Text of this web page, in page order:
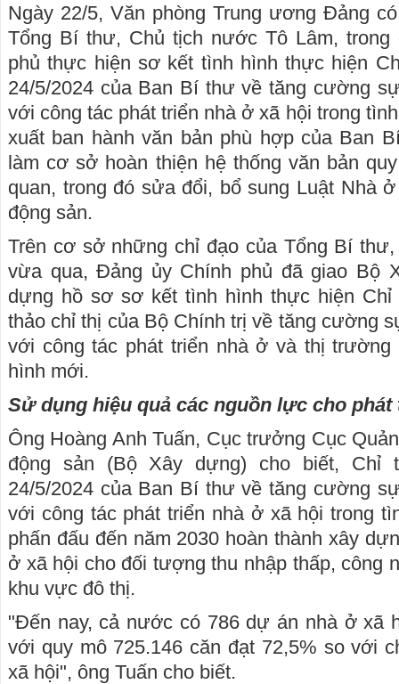
Ngày 22/5, Văn phòng Trung ương Đảng
Tổng Bí thư, Chủ tịch nước Tô Lâm,
phủ thực hiện sơ kết tình hình thực hiện
24/5/2024 của Ban Bí thư về tăng cường
với công tác phát triển nhà ở xã hội trong
xuất ban hành văn bản phù hợp của Ban
làm cơ sở hoàn thiện hệ thống văn bản
quan, trong đó sửa đổi, bổ sung Luật Nhà
động sản.
Trên cơ sở những chỉ đạo của Tổng Bí
vừa qua, Đảng ủy Chính phủ đã giao Bộ
dựng hồ sơ sơ kết tình hình thực hiện Chỉ
thảo chỉ thị của Bộ Chính trị về tăng cường
với công tác phát triển nhà ở và thị trường
hình mới.
Sử dụng hiệu quả các nguồn lực cho phát
Ông Hoàng Anh Tuấn, Cục trưởng Cục
động sản (Bộ Xây dựng) cho biết, Chỉ
24/5/2024 của Ban Bí thư về tăng cường
với công tác phát triển nhà ở xã hội trong
phấn đấu đến năm 2030 hoàn thành xây
ở xã hội cho đối tượng thu nhập thấp, công
khu vực đô thị.
"Đến nay, cả nước có 786 dự án nhà ở xã
với quy mô 725.146 căn đạt 72,5% so với
xã hội", ông Tuấn cho biết.